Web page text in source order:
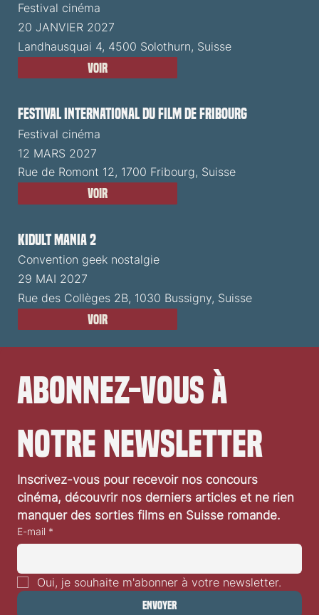
Festival cinéma
20 JANVIER 2027
Landhausquai 4, 4500 Solothurn, Suisse
Voir
Festival International du Film de Fribourg
Festival cinéma
12 MARS 2027
Rue de Romont 12, 1700 Fribourg, Suisse
Voir
Kidult Mania 2
Convention geek nostalgie
29 MAI 2027
Rue des Collèges 2B, 1030 Bussigny, Suisse
Voir
Abonnez-vous à
notre newsletter
Inscrivez-vous pour recevoir nos concours
cinéma, découvrir nos derniers articles et ne rien
manquer des sorties films en Suisse romande.
E-mail *
Oui, je souhaite m'abonner à votre newsletter.
Envoyer